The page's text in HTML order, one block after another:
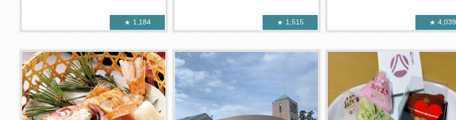
1,184 1,515 4,039